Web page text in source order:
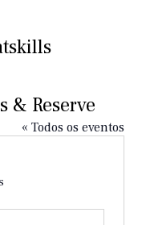
& Reserve
« Todos os eventos